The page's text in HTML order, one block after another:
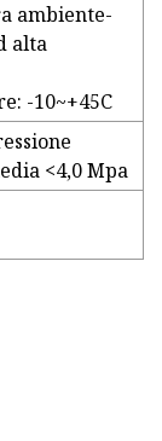
ambiente-
alta
-10~+45C
<4,0 Mpa